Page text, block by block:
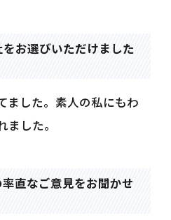
お選びいただけました
ました。素人の私にもわ
した。
直なご意見をお聞かせ